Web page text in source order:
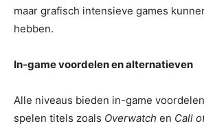
maar grafisch intensieve games
hebben.
In-game voordelen en alternatieven
Alle niveaus bieden in-game
spelen titels zoals Overwatch en Call